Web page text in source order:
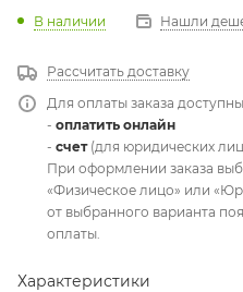
В наличии Нашли
Рассчитать доставку
Для оплаты заказа
- оплатить онлайн
- счет(для юридических
При оформлении заказа
«Физическое лицо» или
от выбранного варианта
оплаты.
Характеристики